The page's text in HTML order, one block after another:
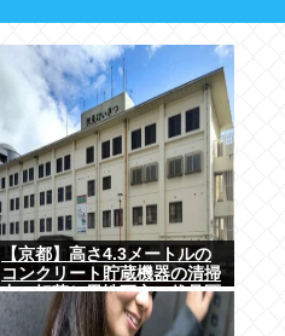
【京都】高さ4.3メートルの
コンクリート貯蔵機器の清掃
中に転落し男性死亡、伏見区
の工場